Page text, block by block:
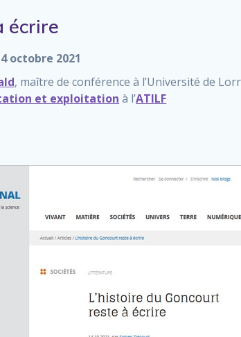
écrire
octobre 2021
, maître de conférence à l’Université de
et exploitation à l’ATILF